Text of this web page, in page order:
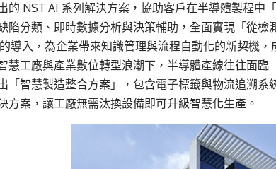
的 NST AI 系列解決方案，協助客戶在半導體製程中
陷分類、即時數據分析與決策輔助，全面實現「從
導入，為企業帶來知識管理與流程自動化的新契機
慧工廠與產業數位轉型浪潮下，半導體產線往往面
「智慧製造整合方案」，包含電子標籤與物流追溯系
方案，讓工廠無需汰換設備即可升級智慧化生產。